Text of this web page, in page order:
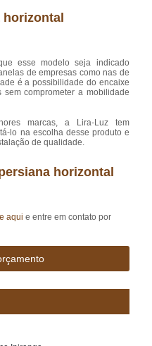
horizontal
esse modelo seja indicado
de empresas como nas de
é a possibilidade do encaixe
comprometer a mobilidade
marcas, a Lira-Luz tem
lo na escolha desse produto e
de qualidade.
horizontal
aqui e entre em contato por